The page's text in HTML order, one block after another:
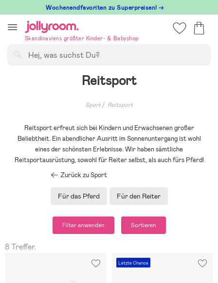
till
innehållet
Wochenendfavoriten zu Superpreisen! →
Skandinaviens größter Kinder- & Babyshop
Reitsport
Sport Reitsport
Reitsport erfreut sich bei Kindern und Erwachsenen großer
Beliebtheit. Ein abendlicher Ausritt im Sonnenuntergang ist wohl
eines der schönsten Erlebnisse. Wir haben sämtliche
Reitsportausrüstung, sowohl für Reiter selbst, als auch fürs Pferd!
Zurück zu Sport
Für das Pferd Für den Reiter
Filter anwenden Sortieren
8 Treffer.
Letzte Chance